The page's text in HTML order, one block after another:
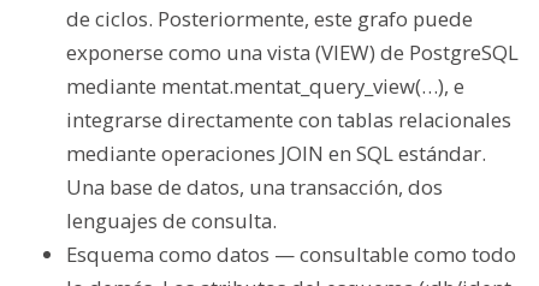
de ciclos. Posteriormente, este grafo puede
exponerse como una vista (VIEW) de PostgreSQL
mediante mentat.mentat_query_view(…), e
integrarse directamente con tablas relacionales
mediante operaciones JOIN en SQL estándar.
Una base de datos, una transacción, dos
lenguajes de consulta.
Esquema como datos — consultable como todo